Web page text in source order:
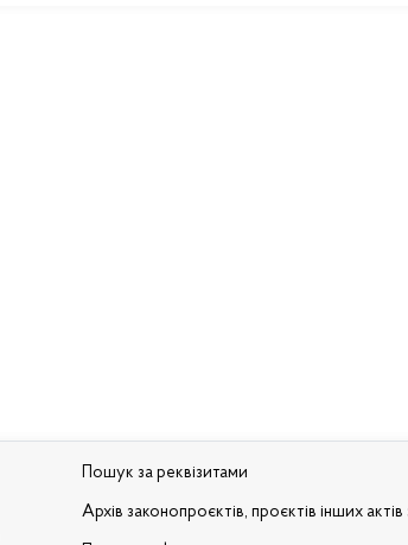
Пошук за реквізитами
Архів законопроєктів, проєктів інших актів